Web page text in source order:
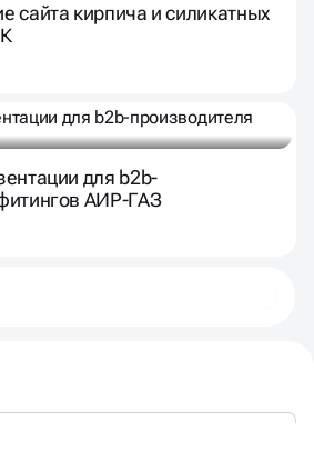
сайта кирпича и силикатных
для b2b-
АИР-ГАЗ